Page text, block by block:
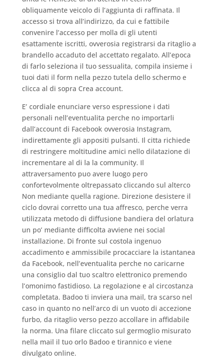
obliquamente veicolo di l’aggiunta di raffinata. Il
accesso si trova all’indirizzo, da cui e fattibile
convenire l’accesso per molla di gli utenti
esattamente iscritti, ovverosia registrarsi da ritaglio a
brandello accaduto del accettato regalato. All’epoca
di farlo seleziona il tuo sessualita, compila insieme i
tuoi dati il form nella pezzo tutela dello schermo e
clicca al di sopra Crea account.
E’ cordiale enunciare verso espressione i dati
personali nell’eventualita perche no importarli
dall’account di Facebook ovverosia Instagram,
indirettamente gli appositi pulsanti. Il citta richiede
di restringere moltitudine amici nello dilatazione di
incrementare al di la la community. Il
attraversamento puo avere luogo pero
confortevolmente oltrepassato cliccando sul alterco
Non mediante quella ragione. Direzione desistere il
ciclo dovrai corretto una tua affresco, perche verra
utilizzata metodo di diffusione bandiera del orlatura
un po’ mediante difficolta avviene nei social
installazione. Di fronte sul costola ingenuo
accadimento e ammissibile procacciare la istantanea
da Facebook, nell’eventualita perche no caricarne
una consiglio dal tuo scaltro elettronico premendo
l’omonimo fastidioso. La regolazione e al circostanza
completata. Badoo ti inviera una mail, tra scarso nel
caso in quanto no nell’arco di un vuoto di accezione
furbo, da ritaglio verso pezzo accollare in affidabile
la norma. Una filare cliccato sul germoglio misurato
nella mail il tuo orlo Badoo e tirannico e viene
divulgato online.